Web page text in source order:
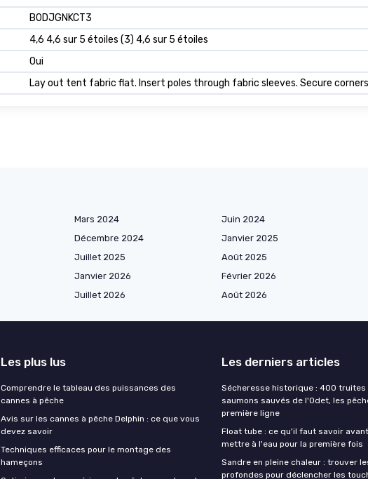
B0DJGNKCT3
4,6 4,6 sur 5 étoiles (3) 4,6 sur 5 étoiles
Oui
Lay out tent fabric flat. Insert poles through fabric sleeves. Secure
Mars 2024 Juin 2024
Décembre 2024 Janvier 2025
Juillet 2025 Août 2025
Janvier 2026 Février 2026
Juillet 2026 Août 2026
Les plus lus
Comprendre le tableau des puissances des
cannes à pêche
Avis sur les cannes à pêche Delphin : ce que vous
devez savoir
Techniques efficaces pour le montage des
hameçons
Les derniers articles
Sécheresse historique : 400 truites
saumons sauvés de l'Odet, les
première ligne
Float tube : ce qu'il faut savoir
mettre à l'eau pour la première fois
Sandre en pleine chaleur : trouver
profondes pour déclencher les